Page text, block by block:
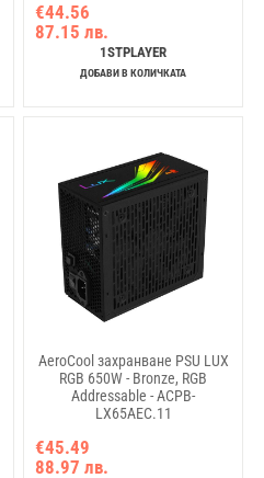
€44.56
87.15 лв.
1STPLAYER
ДОБАВИ В КОЛИЧКАТА
AeroCool захранване PSU LUX
RGB 650W - Bronze, RGB
Addressable - ACPB-
LX65AEC.11
€45.49
88.97 лв.